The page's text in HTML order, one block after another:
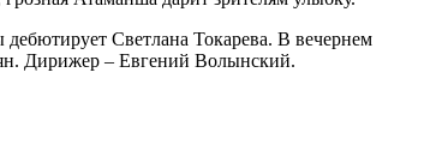
Светлана Токарева. В вечернем
Дирижер – Евгений Волынский.